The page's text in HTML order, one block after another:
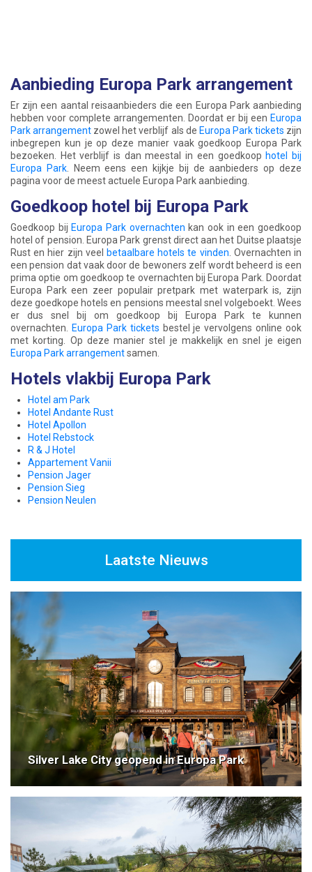
Aanbieding Europa Park arrangement
Er zijn een aantal reisaanbieders die een Europa Park aanbieding
hebben voor complete arrangementen. Doordat er bij een Europa
Park arrangement zowel het verblijf als de Europa Park tickets zijn
inbegrepen kun je op deze manier vaak goedkoop Europa Park
bezoeken. Het verblijf is dan meestal in een goedkoop hotel bij
Europa Park. Neem eens een kijkje bij de aanbieders op deze
pagina voor de meest actuele Europa Park aanbieding.
Goedkoop hotel bij Europa Park
Goedkoop bij Europa Park overnachten kan ook in een goedkoop
hotel of pension. Europa Park grenst direct aan het Duitse plaatsje
Rust en hier zijn veel
betaalbare hotels te vinden . Overnachten in
een pension dat vaak door de bewoners zelf wordt beheerd is een
prima optie om goedkoop te overnachten bij Europa Park. Doordat
Europa Park een zeer populair pretpark met waterpark is, zijn
deze goedkope hotels en pensions meestal snel volgeboekt. Wees
er dus snel bij om goedkoop bij Europa Park te kunnen
overnachten.
Europa Park tickets bestel je vervolgens online ook
met korting. Op deze manier stel je makkelijk en snel je eigen
Europa Park arrangementsamen.
Hotels vlakbij Europa Park
Hotel am Park
Hotel Andante Rust
Hotel Apollon
Hotel Rebstock
R & J Hotel
Appartement Vanii
Pension Jager
Pension Sieg
Pension Neulen
Laatste Nieuws
Silver Lake City geopend in Europa Park